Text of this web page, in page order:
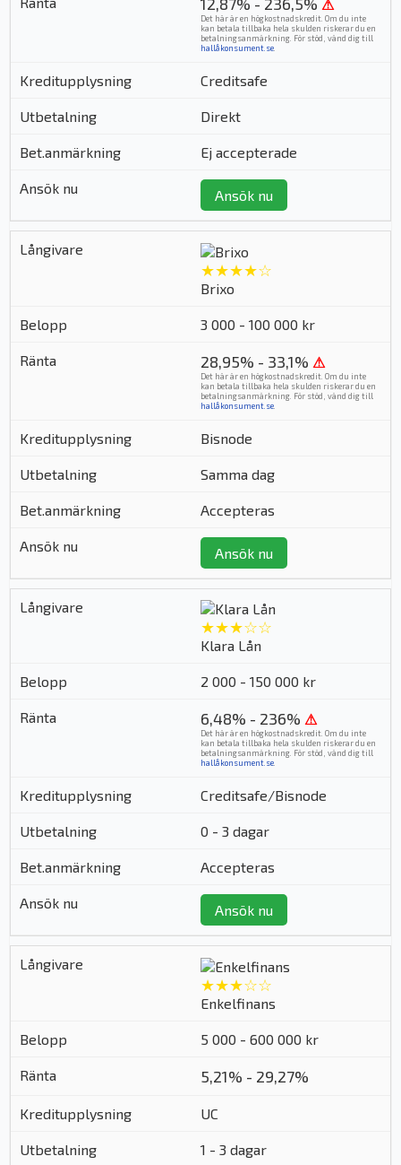
⚠
Det här är en högkostnadskredit. Om du inte
kan betala tillbaka hela skulden riskerar du en
betalningsanmärkning. För stöd, vänd dig till
hallåkonsument.se
Creditsafe
Direkt
Ej accepterade
Ansök nu
★★★★☆
Brixo
3 000 - 100 000 kr
28,95% - 33,1% ⚠
Det här är en högkostnadskredit. Om du inte
kan betala tillbaka hela skulden riskerar du en
betalningsanmärkning. För stöd, vänd dig till
hallåkonsument.se
Bisnode
Samma dag
Accepteras
Ansök nu
★★★☆☆
Klara Lån
2 000 - 150 000 kr
6,48% - 236% ⚠
Det här är en högkostnadskredit. Om du inte
kan betala tillbaka hela skulden riskerar du en
betalningsanmärkning. För stöd, vänd dig till
hallåkonsument.se.
Creditsafe/Bisnode
0 - 3 dagar
Accepteras
Ansök nu
★★★☆☆
Enkelfinans
5 000 - 600 000 kr
5,21% - 29,27%
UC
1 - 3 dagar